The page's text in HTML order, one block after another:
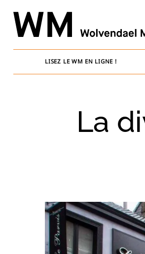
content
LISEZ LE WM EN LIGNE !
La